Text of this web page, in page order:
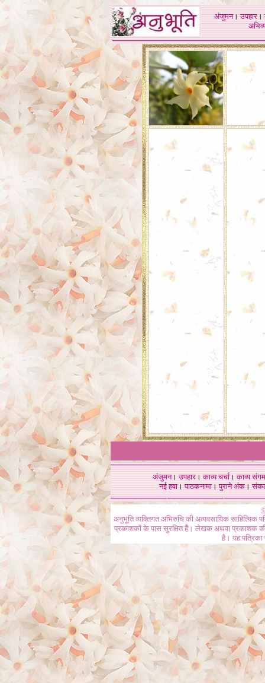
अंजुमन।उपहार।
अंजुमन।उपहार।काव्य चर्चा।काव्य संगम
नई हवा। पाठकनामा। पुराने अंक।
अनुभूति व्यक्तिगत अभिरुचि की अव्यवसायिक
प्रकाशकों के पास सुरक्षित हैं। लेखक अथवा प्रकाशक की
है। यह पत्रिका